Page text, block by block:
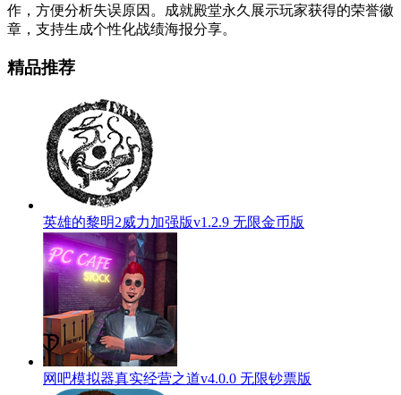
作，方便分析失误原因。成就殿堂永久展示玩家获得的荣誉徽
章，支持生成个性化战绩海报分享。
精品推荐
英雄的黎明2威力加强版v1.2.9 无限金币版
网吧模拟器真实经营之道v4.0.0 无限钞票版